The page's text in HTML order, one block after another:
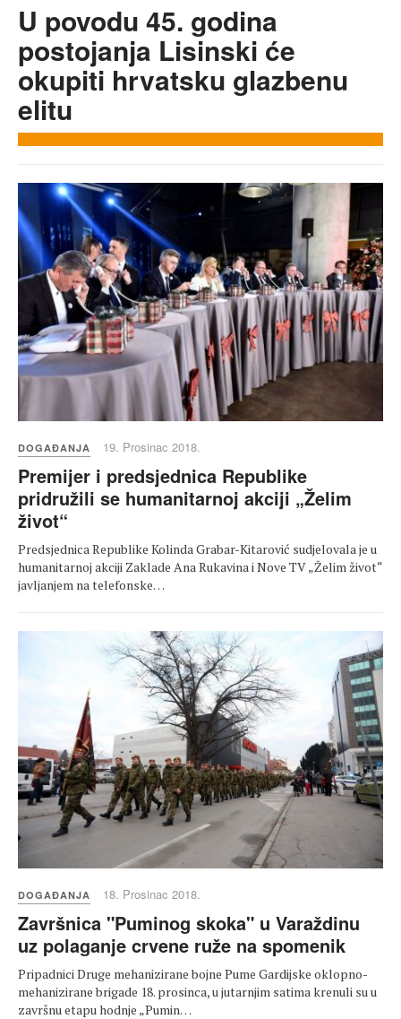
U povodu 45. godina
postojanja Lisinski će
okupiti hrvatsku glazbenu
elitu
DOGAĐANJA 19. Prosinac 2018.
Premijer i predsjednica Republike
pridružili se humanitarnoj akciji „Želim
život“
Predsjednica Republike Kolinda Grabar-Kitarović sudjelovala je u
humanitarnoj akciji Zaklade Ana Rukavina i Nove TV „Želim život“
javljanjem na telefonske…
DOGAĐANJA 18. Prosinac 2018.
Završnica "Puminog skoka" u Varaždinu
uz polaganje crvene ruže na spomenik
Pripadnici Druge mehanizirane bojne Pume Gardijske oklopno-
mehanizirane brigade 18. prosinca, u jutarnjim satima krenuli su u
završnu etapu hodnje „Pumin…